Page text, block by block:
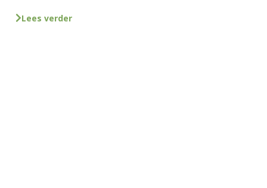
Lees verder